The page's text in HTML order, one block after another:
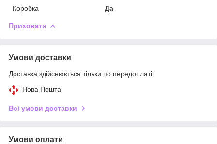
Коробка
Да
Приховати
Умови доставки
Доставка здійснюється тільки по передоплаті.
Нова Пошта
Всі умови доставки
Умови оплати